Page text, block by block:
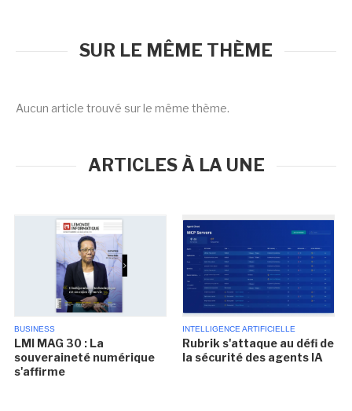
SUR LE MÊME THÈME
Aucun article trouvé sur le même thème.
ARTICLES À LA UNE
BUSINESS
LMI MAG 30 : La
souveraineté numérique
s'affirme
INTELLIGENCE ARTIFICIELLE
Rubrik s'attaque au défi de
la sécurité des agents IA